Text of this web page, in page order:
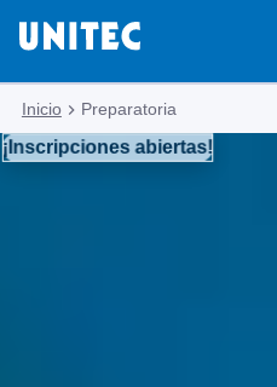
Inicio Preparatoria
¡Inscripciones abiertas!